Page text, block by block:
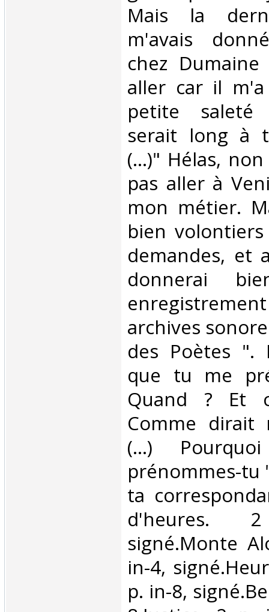
Mais la
m'avais
chez
aller car il
petite
serait long à
(…)" Hélas,
pas aller à
mon métier.
bien
demandes, et
donnerai
archives
des Poètes ".
que tu me
Quand ? Et
Comme dirait
(…)
prénommes-tu
ta
signé.Monte
in-4,
p. in-8,